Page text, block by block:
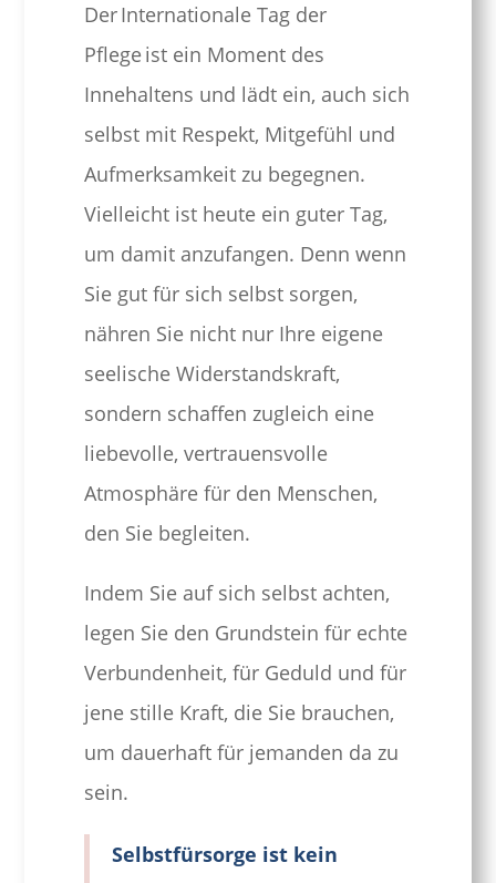
Der Internationale Tag der
Pflege ist ein Moment des
Innehaltens und lädt ein, auch sich
selbst mit Respekt, Mitgefühl und
Aufmerksamkeit zu begegnen.
Vielleicht ist heute ein guter Tag,
um damit anzufangen. Denn wenn
Sie gut für sich selbst sorgen,
nähren Sie nicht nur Ihre eigene
seelische Widerstandskraft,
sondern schaffen zugleich eine
liebevolle, vertrauensvolle
Atmosphäre für den Menschen,
den Sie begleiten.
Indem Sie auf sich selbst achten,
legen Sie den Grundstein für echte
Verbundenheit, für Geduld und für
jene stille Kraft, die Sie brauchen,
um dauerhaft für jemanden da zu
sein.
Selbstfürsorge ist kein